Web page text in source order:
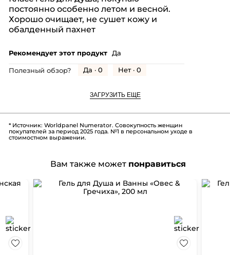
5
звезд.
постоянно особенно летом и весной.
Хорошо очищает, не сушет кожу и
обалденный пахнет
Рекомендует этот продукт Да
Полезный обзор? Да · 0 Нет · 0
ЗАГРУЗИТЬ ЕЩЕ
* Источник: Worldpanel Numerator. Совокупность женщин
покупателей за период 2025 года. №1 в персональном уходе в
стоимостном выражении.
Вам также может понравиться